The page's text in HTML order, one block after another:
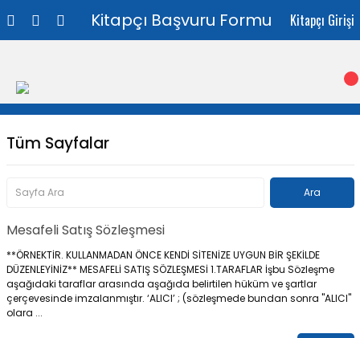
Kitapçı Başvuru Formu Kitapçı Girişi
Tüm Sayfalar
Mesafeli Satış Sözleşmesi
**ÖRNEKTİR. KULLANMADAN ÖNCE KENDİ SİTENİZE UYGUN BİR ŞEKİLDE
DÜZENLEYİNİZ** MESAFELİ SATIŞ SÖZLEŞMESİ 1.TARAFLAR İşbu Sözleşme
aşağıdaki taraflar arasında aşağıda belirtilen hüküm ve şartlar
çerçevesinde imzalanmıştır. ‘ALICI’ ; (sözleşmede bundan sonra "ALICI"
olara ...